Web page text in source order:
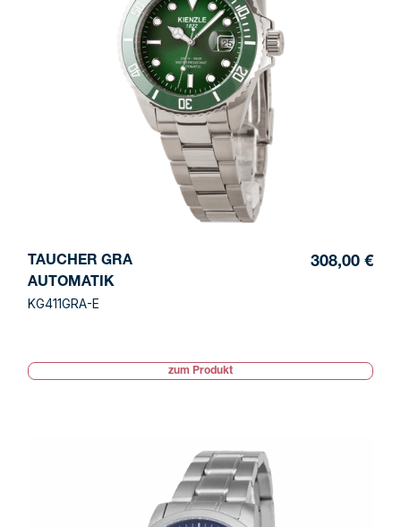
TAUCHER GRA
AUTOMATIK
KG411GRA-E
308,00 €
zum Produkt